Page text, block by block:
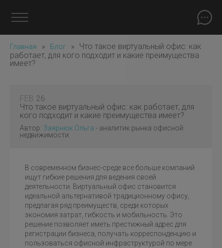
Главная » Блог »
Что такое виртуальный офис: как
работает, для кого подходит и какие преимущества
имеет?
FEB 26
Что такое виртуальный офис: как работает, для
кого подходит и какие преимущества имеет?
Автор: Заярнюк Ольга - аналитик рынка офисной
недвижимости
В современном бизнес-среде все больше компаний
ищут гибкие решения для ведения своей
деятельности. Виртуальный офис становится
идеальной альтернативой традиционному офису,
предлагая ряд преимуществ, среди которых
экономия затрат, гибкость и мобильность. Это
решение позволяет иметь престижный адрес для
регистрации бизнеса, получать корреспонденцию и
пользоваться офисной инфраструктурой по мере